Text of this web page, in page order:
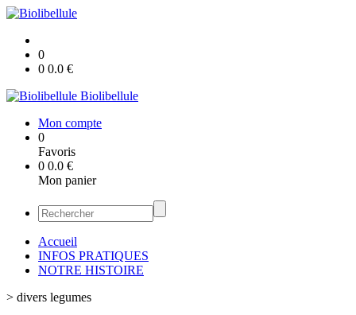
0
0 0.0 €
Biolibellule
Mon compte
0
Favoris
0 0.0 €
Mon panier
Accueil
INFOS PRATIQUES
NOTRE HISTOIRE
> divers legumes